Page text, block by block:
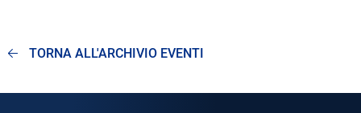
TORNA ALL'ARCHIVIO EVENTI